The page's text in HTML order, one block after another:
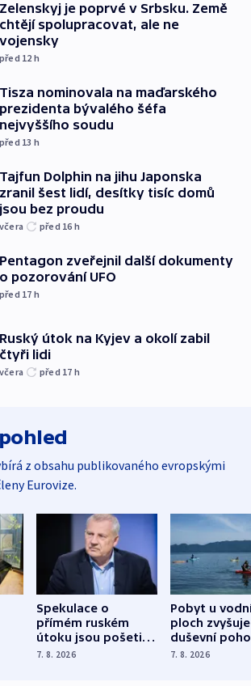
Zelenskyj je poprvé v Srbsku. Země
chtějí spolupracovat, ale ne
vojensky
před 12 h
Tisza nominovala na maďarského
prezidenta bývalého šéfa
nejvyššího soudu
před 13 h
Tajfun Dolphin na jihu Japonska
zranil šest lidí, desítky tisíc domů
jsou bez proudu
včera před 16 h
Pentagon zveřejnil další dokumenty
o pozorování UFO
před 17 h
Ruský útok na Kyjev a okolí zabil
čtyři lidi
včera před 17 h
z obsahu publikovaného evropskými
Eurovize.
Spekulace o
přímém ruském
útoku jsou pošetilé,
míní estonský
7. 8. 2026
Pobyt u
ploch zvyšuje
duševní
ukázala
7. 8. 2026